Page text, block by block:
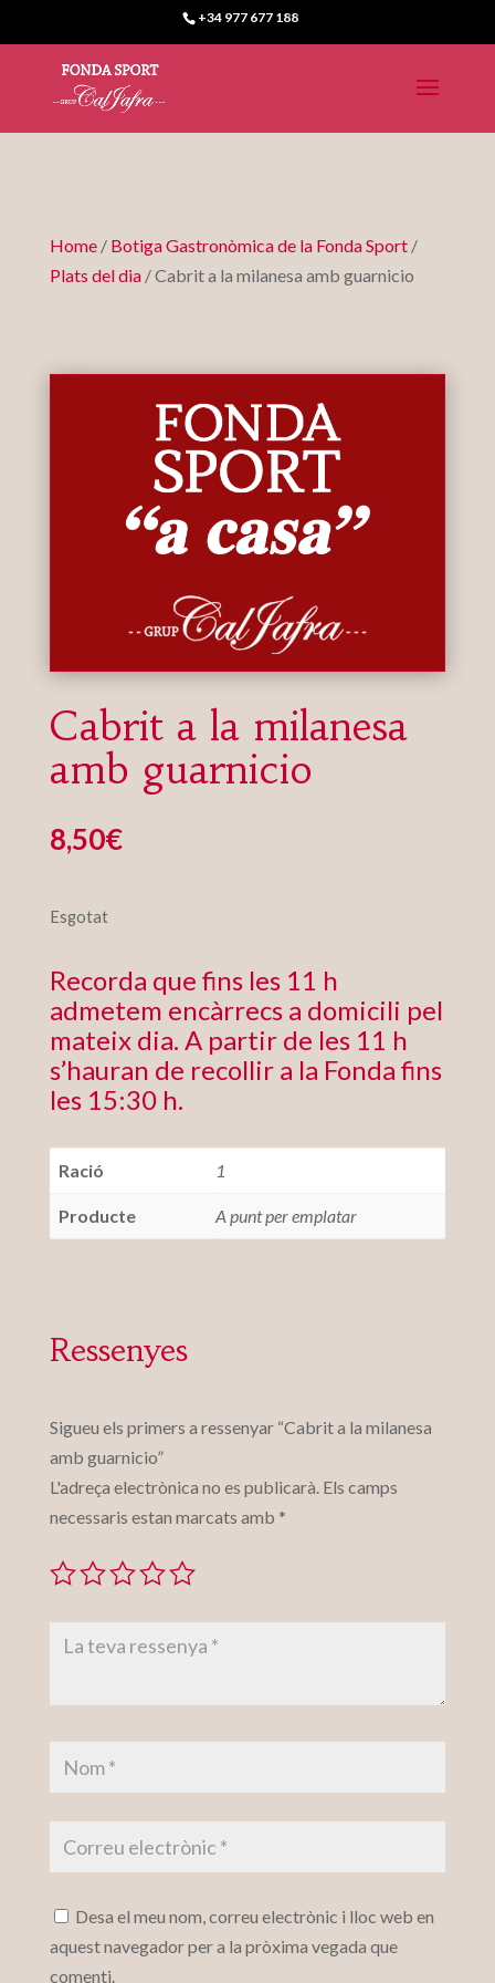
+34 977 677 188
Home/ Botiga Gastronòmica de la Fonda Sport/
Plats del dia/ Cabrit a la milanesa amb guarnicio
Cabrit a la milanesa
amb guarnicio
8,50€
Esgotat
Recorda que fins les 11 h
admetem encàrrecs a domicili pel
mateix dia. A partir de les 11 h
s’hauran de recollir a la Fonda fins
les 15:30 h.
Ració 1
Producte A punt per emplatar
Ressenyes
Sigueu els primers a ressenyar “Cabrit a la milanesa
amb guarnicio”
L'adreça electrònica no es publicarà. Els camps
necessaris estan marcats amb *
Desa el meu nom, correu electrònic i lloc web en
aquest navegador per a la pròxima vegada que
comenti.